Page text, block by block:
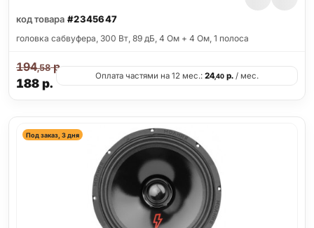
код товара #2345647
головка сабвуфера, 300 Вт, 89 дБ, 4 Ом + 4 Ом, 1 полоса
188р.
194,58р.
Оплата частями на 12 мес.: 24,40р./ мес.
Под заказ, 3 дня